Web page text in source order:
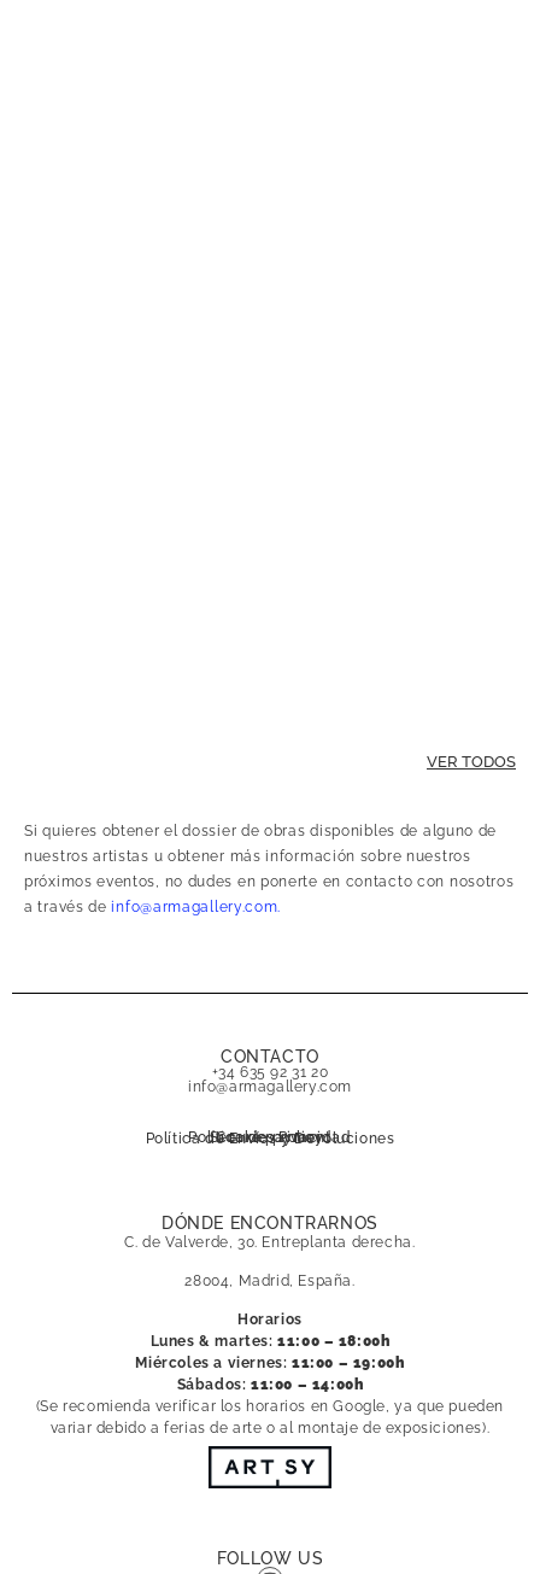
VER TODOS
Si quieres obtener el dossier de obras disponibles de alguno de
nuestros artistas u obtener más información sobre nuestros
próximos eventos, no dudes en ponerte en contacto con nosotros
a través deinfo@armagallery.com.
CONTACTO
+34 635 92 31 20
info@armagallery.com
Política de Envíos y Devoluciones
Secure payment
Política de privacidad
Cookies Policy
DÓNDE ENCONTRARNOS
C. de Valverde, 30. Entreplanta derecha.
28004, Madrid, España.
Horarios
Lunes & martes: 11:00 – 18:00h
Miércoles a viernes:11:00 – 19:00h
Sábados: 11:00 – 14:00h
(Se recomienda verificar los horarios en Google, ya que pueden
variar debido a ferias de arte o al montaje de exposiciones).
FOLLOW US